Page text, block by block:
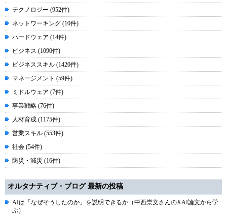
テクノロジー (952件)
ネットワーキング (10件)
ハードウェア (14件)
ビジネス (1090件)
ビジネススキル (1420件)
マネージメント (59件)
ミドルウェア (7件)
事業戦略 (76件)
人材育成 (1175件)
営業スキル (553件)
社会 (54件)
防災・減災 (16件)
オルタナティブ・ブログ 最新の投稿
AIは「なぜそうしたのか」を説明できるか（中西崇文さんのXAI論文から学
ぶ）